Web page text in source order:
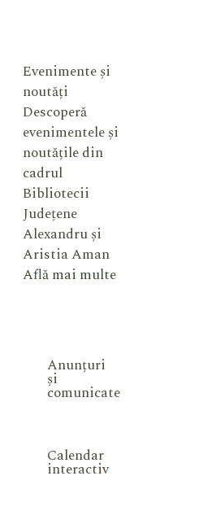
Evenimente și
noutăți
Descoperă
evenimentele și
noutățile din
cadrul
Bibliotecii
Județene
Alexandru și
Aristia Aman
Află mai multe
Anunțuri
și
comunicate
Calendar
interactiv